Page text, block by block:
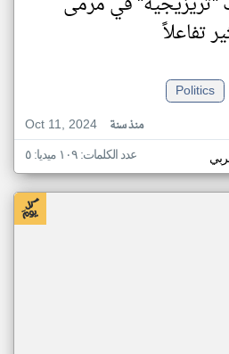
تفاعلاً
Politics
Oct 11, 2024
منذ سنة
عدد الكلمات: ١٠٩ ميديا: ٥